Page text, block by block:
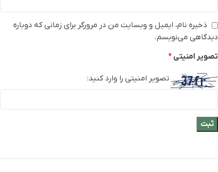
ذخیره نام، ایمیل و وبسایت من در مرورگر برای زمانی که دوباره
دیدگاهی می‌نویسم.
تصویر امنیتی *
تصویر امنیتی را وارد کنید: